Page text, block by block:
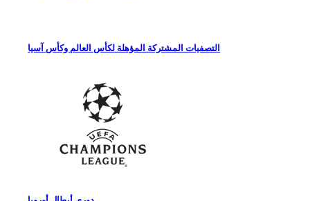
التصفيات المشتركة المؤهلة لكأس العالم وكأس آسيا